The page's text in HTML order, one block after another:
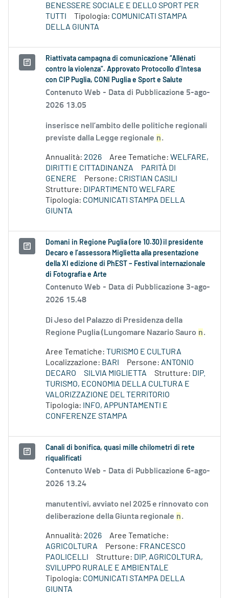
BENESSERE SOCIALE E DELLO SPORT PER
TUTTI
Tipologia: COMUNICATI STAMPA
DELLA GIUNTA
Riattivata campagna di comunicazione “Allénati
contro la violenza”. Approvato Protocollo d’Intesa
con CIP Puglia, CONI Puglia e Sport e Salute
Contenuto Web - Data di Pubblicazione 5-ago-
2026 13.05
inserisce nell’ambito delle politiche regionali
previste dalla Legge regionale n.
Annualità: 2026 Aree Tematiche: WELFARE,
DIRITTI E CITTADINANZA
PARITÀ DI
GENERE
Persone: CRISTIAN CASILI
Strutture: DIPARTIMENTO WELFARE
Tipologia: COMUNICATI STAMPA DELLA
GIUNTA
Domani in Regione Puglia (ore 10.30) il presidente
Decaro e l’assessora Miglietta alla presentazione
della XI edizione di PhEST – Festival internazionale
di Fotografia e Arte
Contenuto Web - Data di Pubblicazione 3-ago-
2026 15.48
Di Jeso del Palazzo di Presidenza della
Regione Puglia (Lungomare Nazario Sauro n.
Aree Tematiche: TURISMO E CULTURA
Localizzazione: BARI Persone: ANTONIO
DECARO
SILVIA MIGLIETTA Strutture: DIP.
TURISMO, ECONOMIA DELLA CULTURA E
VALORIZZAZIONE DEL TERRITORIO
Tipologia:
INFO, APPUNTAMENTI E
CONFERENZE STAMPA
Canali di bonifica, quasi mille chilometri di rete
riqualificati
Contenuto Web - Data di Pubblicazione 6-ago-
2026 13.24
manutentivi, avviato nel 2025 e rinnovato con
deliberazione della Giunta regionale n.
Annualità: 2026
Aree Tematiche:
AGRICOLTURA
Persone: FRANCESCO
PAOLICELLI
Strutture: DIP. AGRICOLTURA,
SVILUPPO RURALE E AMBIENTALE
Tipologia: COMUNICATI STAMPA DELLA
GIUNTA